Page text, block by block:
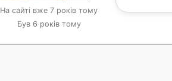
На сайті вже 7 років тому
Був 6 років тому